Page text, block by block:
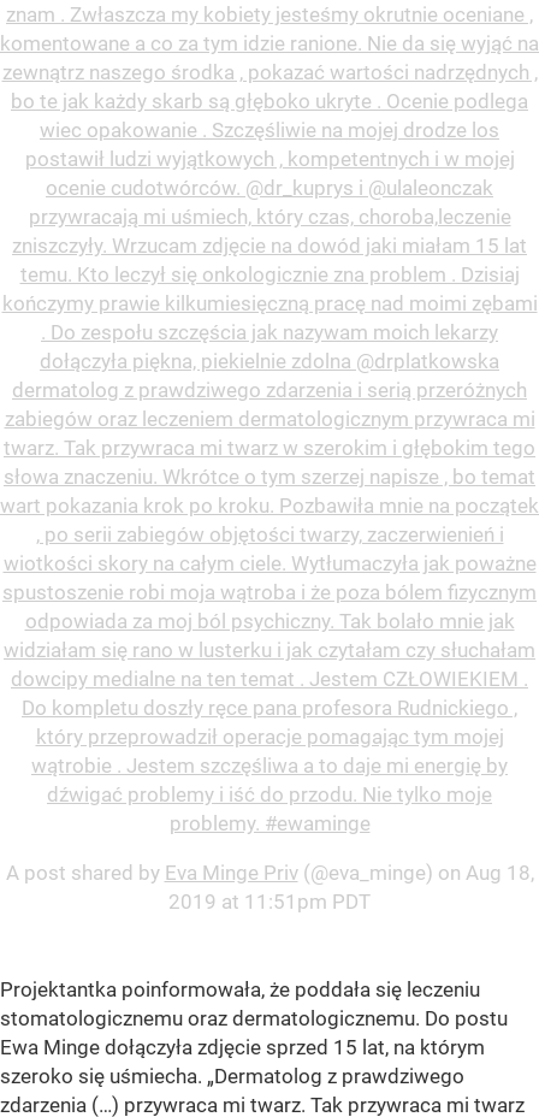
znam . Zwłaszcza my kobiety jesteśmy okrutnie oceniane ,
komentowane a co za tym idzie ranione. Nie da się wyjąć na
zewnątrz naszego środka , pokazać wartości nadrzędnych ,
bo te jak każdy skarb są głęboko ukryte . Ocenie podlega
wiec opakowanie . Szczęśliwie na mojej drodze los
postawił ludzi wyjątkowych , kompetentnych i w mojej
ocenie cudotwórców. @dr_kuprys i @ulaleonczak
przywracają mi uśmiech, który czas, choroba,leczenie
zniszczyły. Wrzucam zdjęcie na dowód jaki miałam 15 lat
temu. Kto leczył się onkologicznie zna problem . Dzisiaj
kończymy prawie kilkumiesięczną pracę nad moimi zębami
. Do zespołu szczęścia jak nazywam moich lekarzy
dołączyła piękna, piekielnie zdolna @drplatkowska
dermatolog z prawdziwego zdarzenia i serią przeróżnych
zabiegów oraz leczeniem dermatologicznym przywraca mi
twarz. Tak przywraca mi twarz w szerokim i głębokim tego
słowa znaczeniu. Wkrótce o tym szerzej napisze , bo temat
wart pokazania krok po kroku. Pozbawiła mnie na początek
, po serii zabiegów objętości twarzy, zaczerwienień i
wiotkości skory na całym ciele. Wytłumaczyła jak poważne
spustoszenie robi moja wątroba i że poza bólem fizycznym
odpowiada za moj ból psychiczny. Tak bolało mnie jak
widziałam się rano w lusterku i jak czytałam czy słuchałam
dowcipy medialne na ten temat . Jestem CZŁOWIEKIEM .
Do kompletu doszły ręce pana profesora Rudnickiego ,
który przeprowadził operacje pomagając tym mojej
wątrobie . Jestem szczęśliwa a to daje mi energię by
dźwigać problemy i iść do przodu. Nie tylko moje
problemy. #ewaminge
A post shared by Eva Minge Priv(@eva_minge) on Aug 18,
2019 at 11:51pm PDT
Projektantka poinformowała, że poddała się leczeniu
stomatologicznemu oraz dermatologicznemu. Do postu
Ewa Minge dołączyła zdjęcie sprzed 15 lat, na którym
szeroko się uśmiecha. „Dermatolog z prawdziwego
zdarzenia (…) przywraca mi twarz. Tak przywraca mi twarz